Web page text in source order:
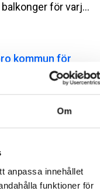
Om
anpassa innehållet
funktioner för
Med utsikt över Brunnsviken och balkonger för varje hyresgäst står kontorsprojektet Nova i Järva Krog nu färdigt och det är dags för inflyttning. Därmed tas ett stort kliv i utvecklingen av den växande kvartersstaden, där NCC sedan tidigare har färdigställt det första kvarteret av tre i området.
kommun för
NCC har tecknat avtal med Örebro kommun gällande beläggningsarbeten i Örebro. Avtalet har ett beräknat ordervärde om cirka 30 MSEK årligen.